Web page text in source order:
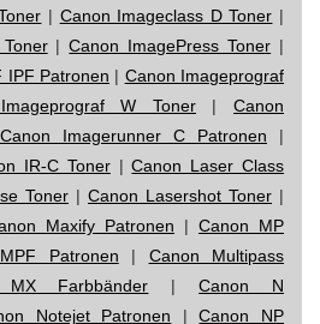
| Canon Imageclass D Toner |
|Canon ImagePress Toner |
IPF Patronen | Canon Imageprograf
W Toner | Canon
Canon Imagerunner C Patronen |
IR-C Toner|Canon Laser Class
Toner | Canon Lasershot Toner |
Maxify Patronen | Canon MP
Patronen | Canon Multipass
Farbbänder |Canon N
Notejet Patronen |Canon NP